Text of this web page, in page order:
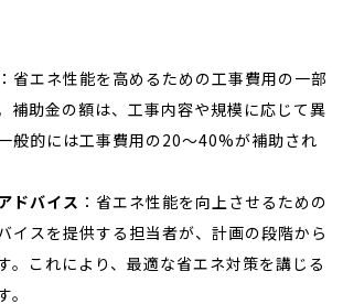
：省エネ性能を高めるための工事費用の一部
補助金の額は、工事内容や規模に応じて異
般的には工事費用の20～40%が補助され
ドバイス ：省エネ性能を向上させるための
イスを提供する担当者が、計画の段階から
。これにより、最適な省エネ対策を講じる